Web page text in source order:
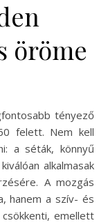
öröme
tényező
felett. Nem kell
a séták, könnyű
alkalmasak
A mozgás
hanem a szív- és
emellett